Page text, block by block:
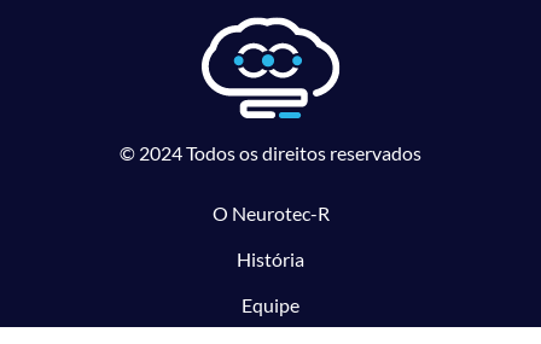
© 2024 Todos os direitos reservados
O Neurotec-R
História
Equipe